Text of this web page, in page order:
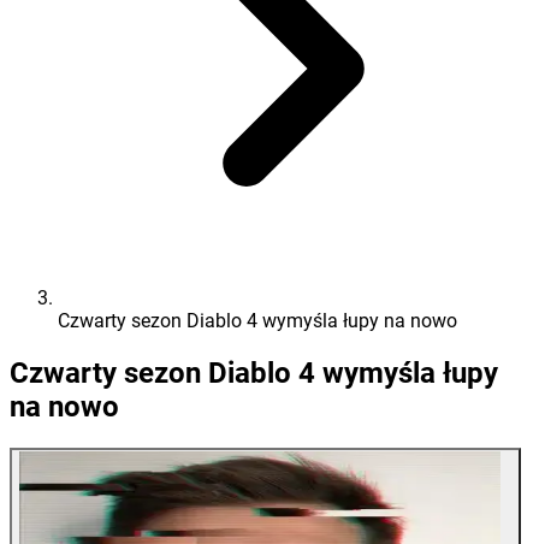
Czwarty sezon Diablo 4 wymyśla łupy na nowo
Czwarty sezon Diablo 4 wymyśla łupy
na nowo